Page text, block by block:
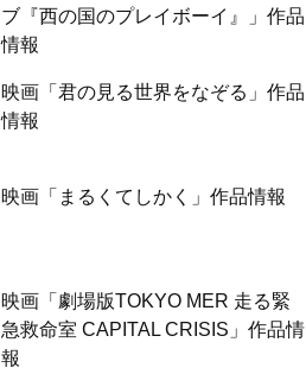
ブ『西の国のプレイボーイ』」作品
情報
映画「君の見る世界をなぞる」作品
情報
映画「まるくてしかく」作品情報
映画「劇場版TOKYO MER 走る緊
急救命室 CAPITAL CRISIS」作品情
報